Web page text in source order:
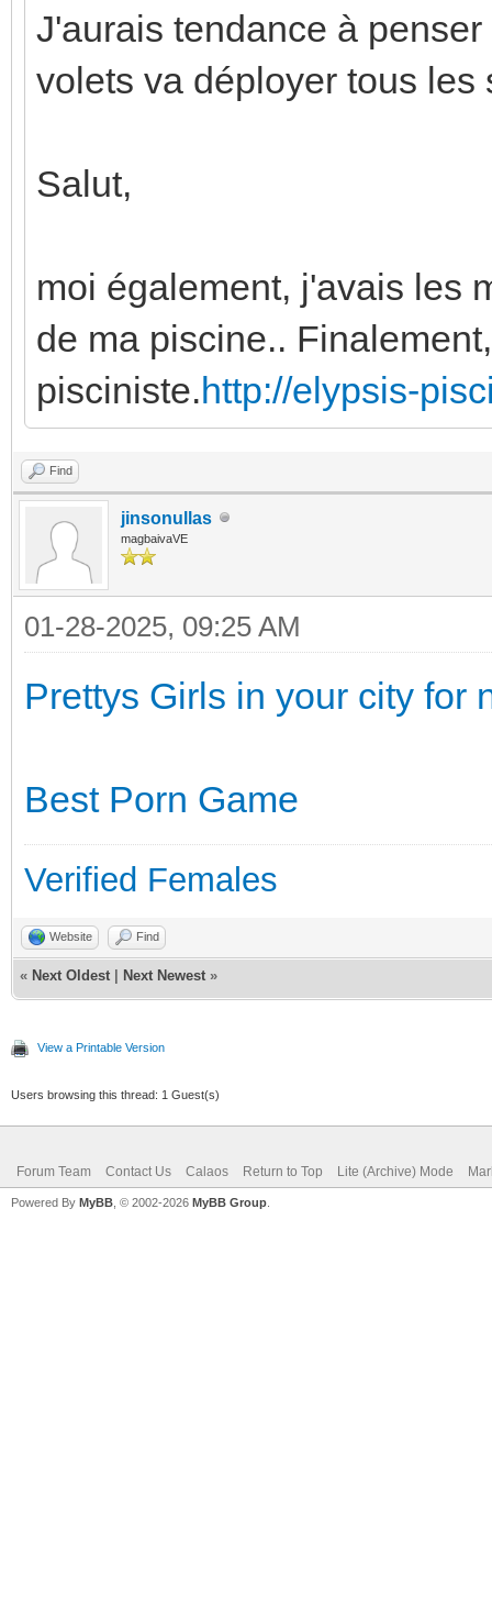
J'aurais tendance à
volets va déployer tous les
Salut,
moi également, j'avais les
de ma piscine..
pisciniste.http://elypsis-
Find
jinsonullas
magbaivaVE
01-28-2025, 09:25 AM
Prettys Girls in your city for
Best Porn Game
Verified Females
Website Find
« Next Oldest Next Newest »
View a Printable Version
Users browsing this thread: 1 Guest(s)
Forum Team Contact Us Calaos Return to Top Lite (Archive) Mode
Powered By MyBB , © 2002-2026 MyBB Group